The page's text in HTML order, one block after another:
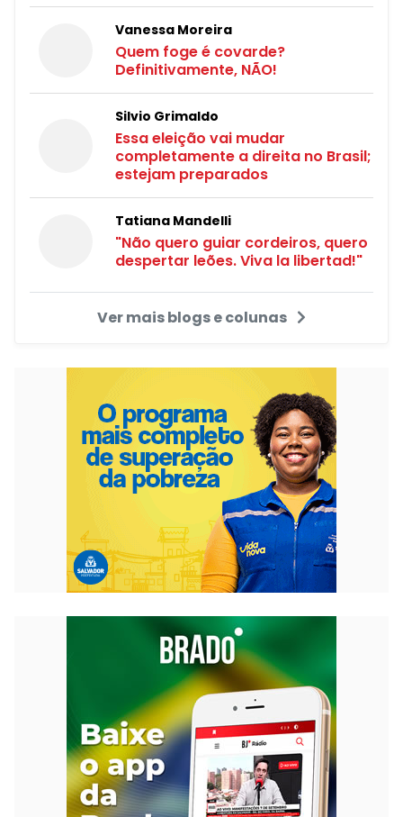
Vanessa Moreira
Quem foge é covarde?
Definitivamente, NÃO!
Silvio Grimaldo
Essa eleição vai mudar
completamente a direita no Brasil;
estejam preparados
Tatiana Mandelli
"Não quero guiar cordeiros, quero
despertar leões. Viva la libertad!"
Ver mais blogs e colunas